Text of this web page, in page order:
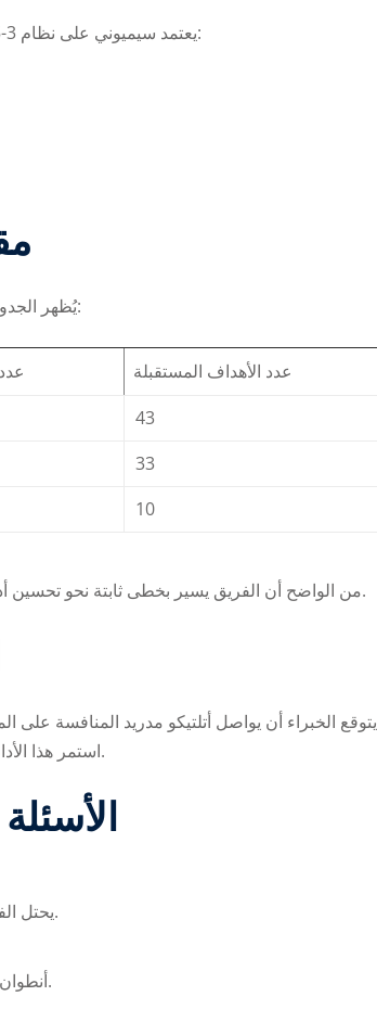
يعتمد سيميوني على نظام 3-5-2 أو 4-4-2، وهو نظام يمنح الفريق توازنًا دفاعيًا وهجوميًا. يتميز الفريق بما يلي:
يُظهر الجدول التالي مقارنة بين أداء الفريق في المواسم الأخيرة من حيث النقاط والأهداف:
عدد الأهداف المستقبلة
43
33
10
من الواضح أن الفريق يسير بخطى ثابتة نحو تحسين أدائه عامًا بعد عام، مع تطور واضح في الجانب الهجومي وانضباط دفاعي مستمر.
يتوقع الخبراء أن يواصل أتلتيكو مدريد المنافسة على
استمر هذا الأداء، فقد يتمكن الفريق من المنافسة بقوة على لقب الدوري الإسباني هذا الموسم.
يحتل الفريق المركز الرابع في جدول الدوري الإسباني برصيد 25 نقطة بعد 12 مباراة.
أنطوان غريزمان، ألفارو موراتا، وكوكي هم أبرز المساهمين في الأداء القوي للفريق.